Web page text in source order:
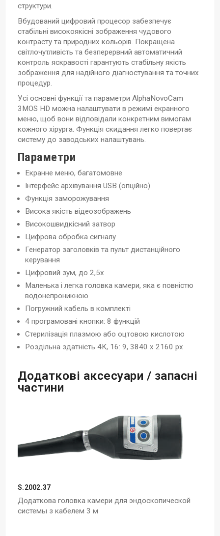
структури.
Вбудований цифровий процесор забезпечує
стабільні високоякісні зображення чудового
контрасту та природних кольорів. Покращена
світлочутливість та безперервний автоматичний
контроль яскравості гарантують стабільну якість
зображення для надійного діагностування та точних
процедур.
Усі основні функції та параметри AlphaNovoCam
3MOS HD можна налаштувати в режимі екранного
меню, щоб вони відповідали конкретним вимогам
кожного хірурга. Функція скидання легко повертає
систему до заводських налаштувань.
Параметри
Екранне меню, багатомовне
Інтерфейс архівування USB (опційно)
Функція заморожування
Висока якість відеозображень
Високошвидкісний затвор
Цифрова обробка сигналу
Генератор заголовків та пульт дистанційного
керування
Цифровий зум, до 2,5х
Маленька і легка головка камери, яка є повністю
водонепроникною
Погружний кабель в комплекті
4 програмовані кнопки: 8 функцій
Стерилізація плазмою або оцтовою кислотою
Роздільна здатність 4K, 16: 9, 3840 x 2160 px
Додаткові аксесуари / запасні
частини
S.2002.37
Додаткова головка камери для эндоскопической
системы з кабелем 3 м